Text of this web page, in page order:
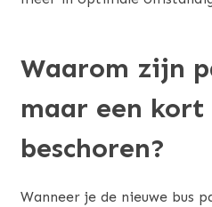
Waarom zijn
maar een kort
beschoren?
Wanneer je de nieuwe bus